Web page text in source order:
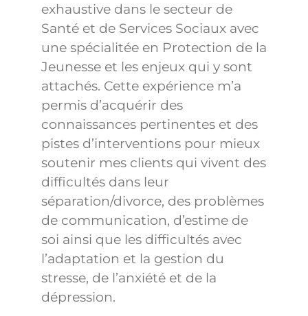
exhaustive dans le secteur de
Santé et de Services Sociaux avec
une spécialitée en Protection de la
Jeunesse et les enjeux qui y sont
attachés. Cette expérience m’a
permis d’acquérir des
connaissances pertinentes et des
pistes d’interventions pour mieux
soutenir mes clients qui vivent des
difficultés dans leur
séparation/divorce, des problèmes
de communication, d’estime de
soi ainsi que les difficultés avec
l’adaptation et la gestion du
stresse, de l’anxiété et de la
dépression.